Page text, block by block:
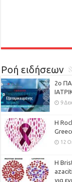
Ροή ειδήσεων
2ο
9
H
12
Η
για